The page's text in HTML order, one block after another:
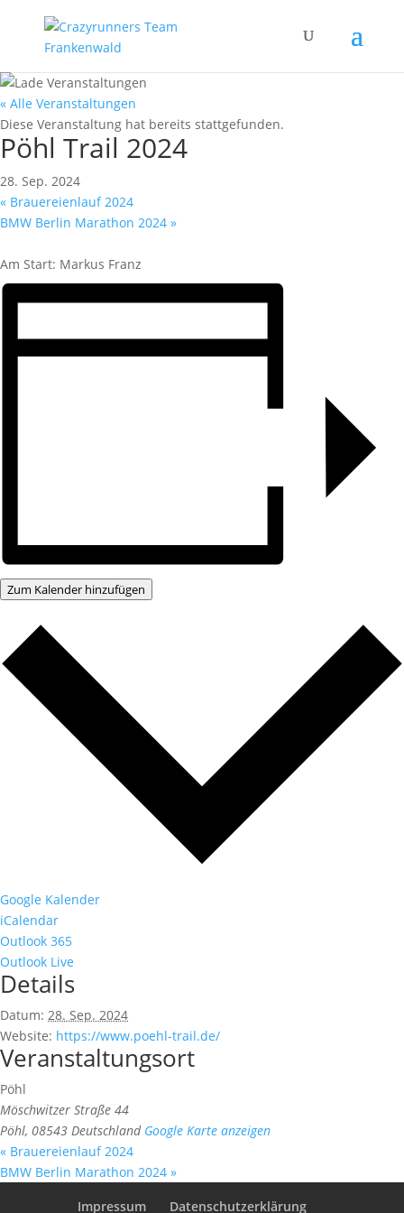
« Alle Veranstaltungen
Diese Veranstaltung hat bereits stattgefunden.
Pöhl Trail 2024
28. Sep. 2024
« Brauereienlauf 2024
BMW Berlin Marathon 2024 »
Am Start: Markus Franz
Zum Kalender hinzufügen
Google Kalender
iCalendar
Outlook 365
Outlook Live
Details
Datum: 28. Sep. 2024
Website: https://www.poehl-trail.de/
Veranstaltungsort
Pöhl
Möschwitzer Straße 44
Pöhl, 08543 Deutschland Google Karte anzeigen
« Brauereienlauf 2024
BMW Berlin Marathon 2024 »
Impressum
Datenschutzerklärung